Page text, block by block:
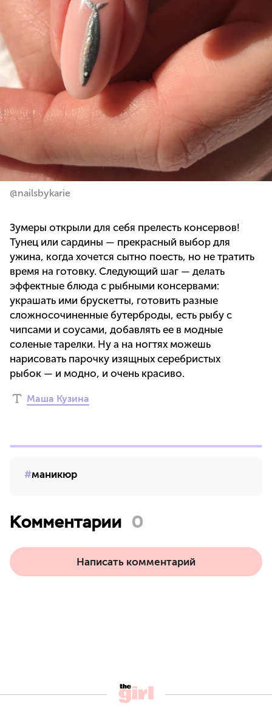
@nailsbykarie
Зумеры открыли для себя прелесть консервов!
Тунец или сардины — прекрасный выбор для
ужина, когда хочется сытно поесть, но не тратить
время на готовку. Следующий шаг — делать
эффектные блюда с рыбными консервами:
украшать ими брускетты, готовить разные
сложносочиненные бутерброды, есть рыбу с
чипсами и соусами, добавлять ее в модные
соленые тарелки. Ну а на ногтях можешь
нарисовать парочку изящных серебристых
рыбок — и модно, и очень красиво.
Маша Кузина
маникюр
Комментарии 0
Написать комментарий